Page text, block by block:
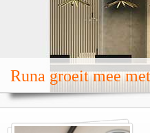
Runa groeit mee